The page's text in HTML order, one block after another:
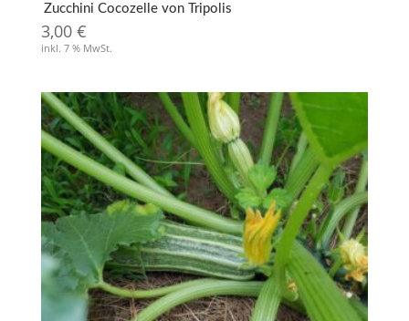
Zucchini Cocozelle von Tripolis
3,00 €
inkl. 7 % MwSt.